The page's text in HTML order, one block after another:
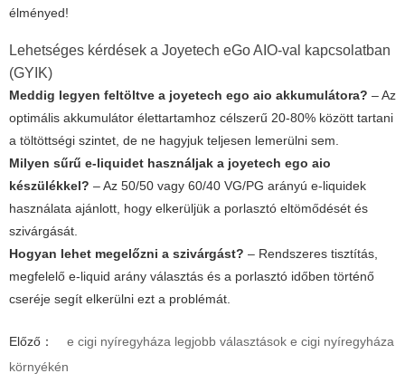
élményed!
Lehetséges kérdések a Joyetech eGo AIO-val kapcsolatban
(GYIK)
Meddig legyen feltöltve a joyetech ego aio akkumulátora? – Az
optimális akkumulátor élettartamhoz célszerű 20-80% között tartani
a töltöttségi szintet, de ne hagyjuk teljesen lemerülni sem.
Milyen sűrű e-liquidet használjak a joyetech ego aio
készülékkel? – Az 50/50 vagy 60/40 VG/PG arányú e-liquidek
használata ajánlott, hogy elkerüljük a porlasztó eltömődését és
szivárgását.
Hogyan lehet megelőzni a szivárgást? – Rendszeres tisztítás,
megfelelő e-liquid arány választás és a porlasztó időben történő
cseréje segít elkerülni ezt a problémát.
Előző：
e cigi nyíregyháza legjobb választások e cigi nyíregyháza
környékén